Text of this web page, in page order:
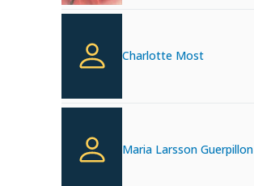
Charlotte Most
Maria Larsson Guerpillon